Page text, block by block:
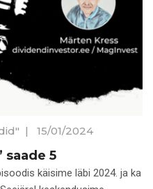
| 15/01/2024
saade 5
käisime läbi 2024. ja ka